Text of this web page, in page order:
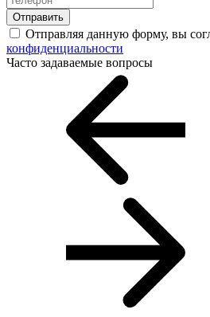
Отправить
Отправляя данную форму, вы
конфиденциальности
Часто задаваемые вопросы